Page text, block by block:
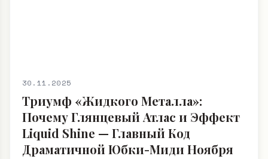
30.11.2025
Триумф «Жидкого Металла»:
Почему Глянцевый Атлас и Эффект
Liquid Shine — Главный Код
Драматичной Юбки-Миди Ноября